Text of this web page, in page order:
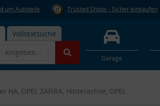
um Autoteile Trusted Shops - Sicher einkaufen
Volltextsuche
Garage
HA, OPEL ZAFIRA, Hinterachse, OPEL